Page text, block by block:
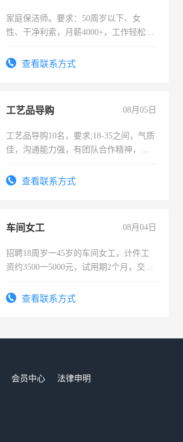
家庭保洁师。要求：50周岁以下、女
性、干净利索，月薪4000+，工作轻松，
太太等。查看联系方式
工艺品导购 08月05日
工艺品导购10名，要求;18-35之间，气质
佳，沟通能力强，有团队合作精神，有
查看联系方式
车间女工 08月04日
招聘18周岁一45岁的车间女工，计件工
资约3500一5000元，试用期2个月，交五
查看联系方式
会员中心
法律申明